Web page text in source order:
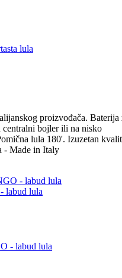
lula
proizvođača. Baterija
centralni bojler ili na nisko
lula 180'. Izuzetan
- Made in Italy
- labud lula